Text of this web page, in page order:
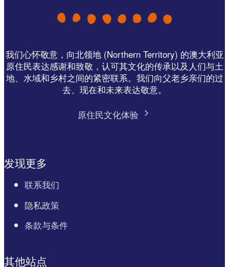
我们心怀敬意，向北领地 (Northern Territory) 的澳大利亚
原住民表达感谢和致敬，认可其文化的传承以及人们与土
地、水域和乡村之间的紧密联系。我们向父老乡亲们的过
去、现在和未来表达敬意。
原住民文化体验
发现更多
联系我们
隐私政策
条款与条件
其他站点